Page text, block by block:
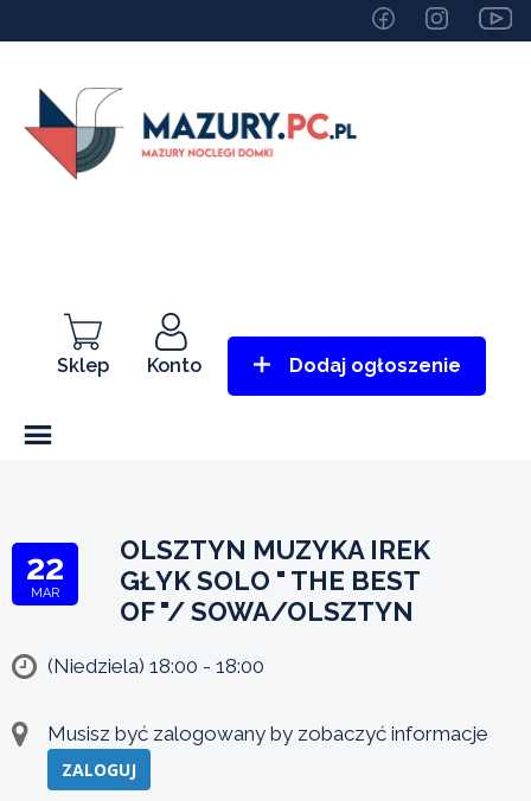
Sklep Konto Dodaj ogłoszenie
22
MAR
OLSZTYN MUZYKA IREK
GŁYK SOLO " THE BEST
OF "/ SOWA/OLSZTYN
(Niedziela) 18:00 - 18:00
Musisz być zalogowany by zobaczyć informacje
ZALOGUJ